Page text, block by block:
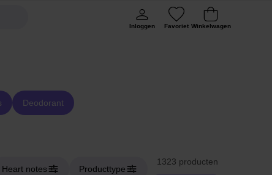
Inloggen Favoriet Winkelwagen
Deodorant
Heart notes Producttype
1323 producten